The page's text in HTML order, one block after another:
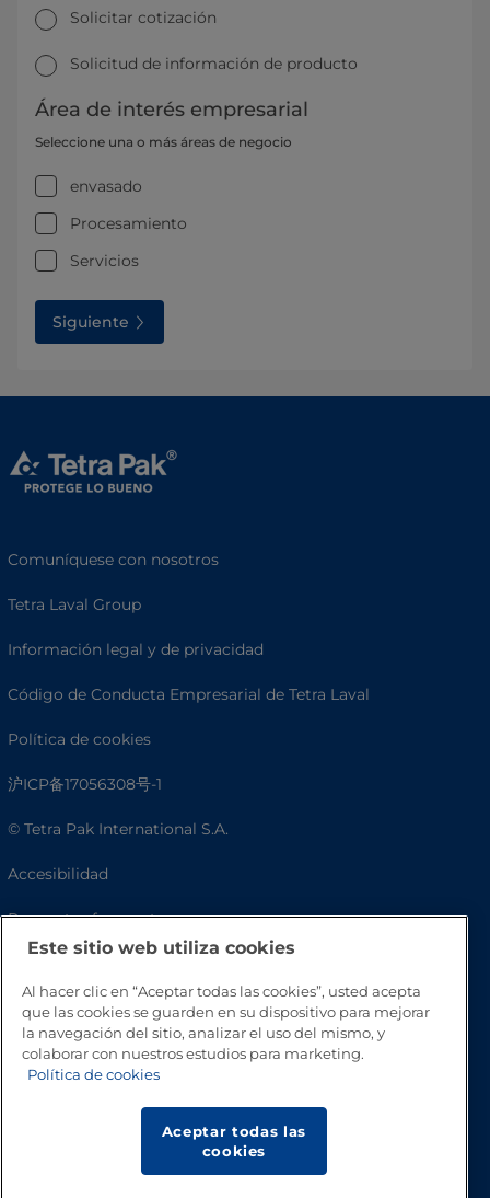
Solicitar cotización
Solicitud de información de producto
Área de interés empresarial
Seleccione una o más áreas de negocio
envasado
Procesamiento
Servicios
Siguiente
Comuníquese con nosotros
Tetra Laval Group
Información legal y de privacidad
Código de Conducta Empresarial de Tetra Laval
Política de cookies
沪ICP备17056308号-1
© Tetra Pak International S.A.
Accesibilidad
Preguntas frecuentes
Este sitio web utiliza cookies
Al hacer clic en “Aceptar todas las cookies”, usted acepta
que las cookies se guarden en su dispositivo para mejorar
la navegación del sitio, analizar el uso del mismo, y
colaborar con nuestros estudios para marketing.
Política de cookies
Aceptar todas las
cookies